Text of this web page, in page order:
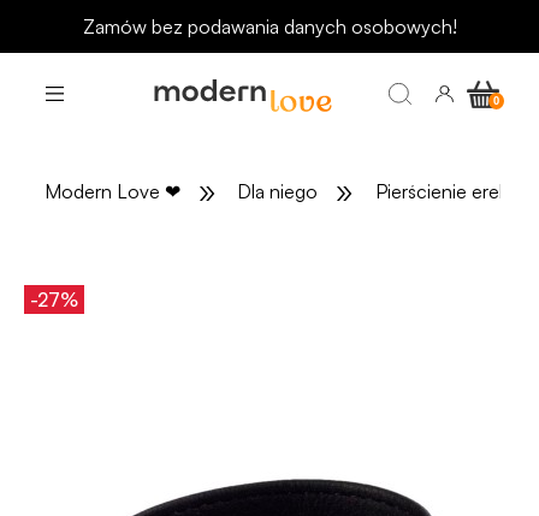
Odbierz rabat 15 zł na pierwsze zakupy
Modern Love ❤ » Dla niego » Pierścienie
-27%